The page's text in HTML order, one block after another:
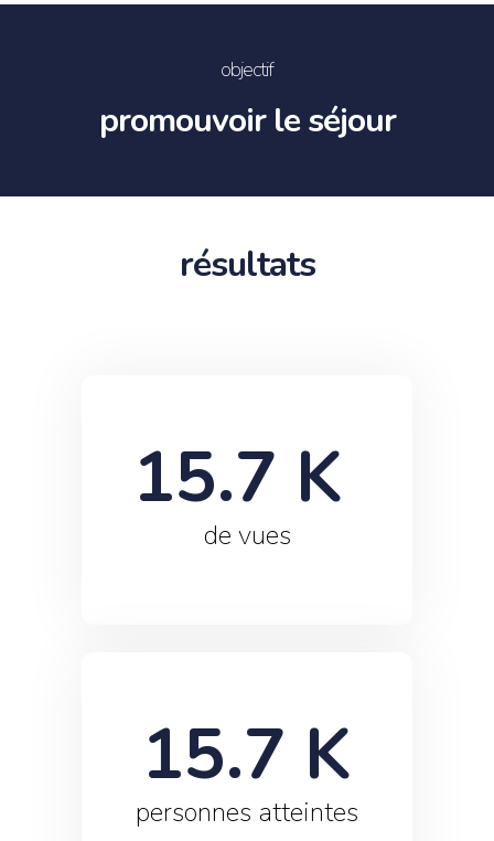
objectif
promouvoir le séjour
résultats
de vues
15.7 K
personnes atteintes
15.7 K